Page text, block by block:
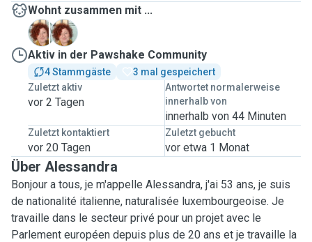
Wohnt zusammen mit ...
A
S
Aktiv in der Pawshake Community
4 Stammgäste
3 mal gespeichert
Zuletzt aktiv
vor 2 Tagen
Antwortet normalerweise
innerhalb von
innerhalb von 44 Minuten
Zuletzt kontaktiert
vor 20 Tagen
Zuletzt gebucht
vor etwa 1 Monat
Über Alessandra
Bonjour a tous, je m'appelle Alessandra, j'ai 53 ans, je suis
de nationalité italienne, naturalisée luxembourgeoise. Je
travaille dans le secteur privé pour un projet avec le
Parlement européen depuis plus de 20 ans et je travaille la